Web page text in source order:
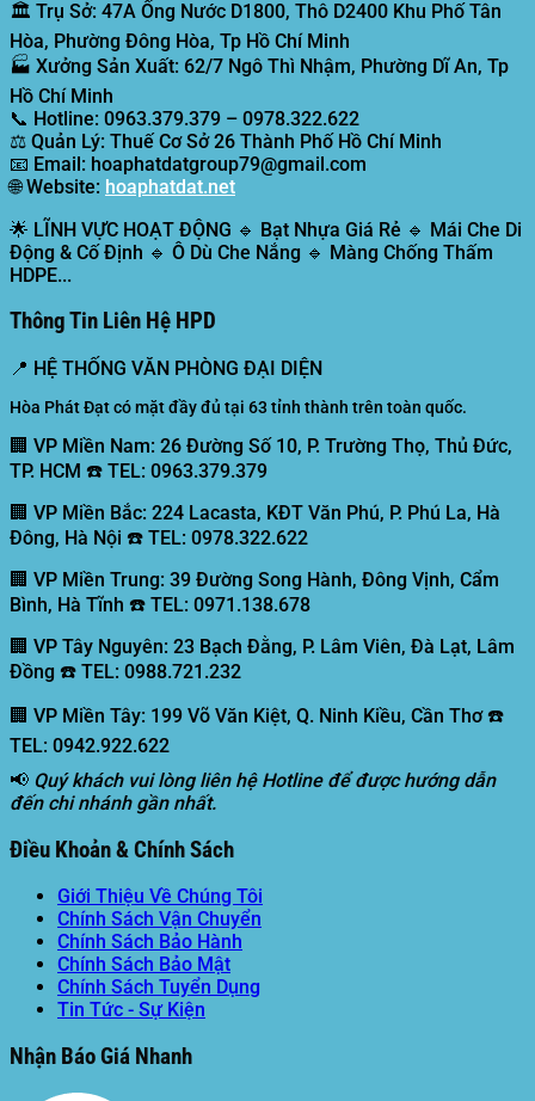
🏛️ Trụ Sở: 47A Ống Nước D1800, Thô D2400 Khu Phố Tân
Hòa, Phường Đông Hòa, Tp Hồ Chí Minh
🏭 Xưởng Sản Xuất: 62/7 Ngô Thì Nhậm, Phường Dĩ An, Tp
Hồ Chí Minh
📞 Hotline: 0963.379.379 – 0978.322.622
⚖️ Quản Lý: Thuế Cơ Sở 26 Thành Phố Hồ Chí Minh
📧 Email: hoaphatdatgroup79@gmail.com
🌐Website: hoaphatdat.net
🌟 LĨNH VỰC HOẠT ĐỘNG 🔹 Bạt Nhựa Giá Rẻ 🔹 Mái Che Di
Động & Cố Định 🔹 Ô Dù Che Nắng 🔹 Màng Chống Thấm
HDPE...
Thông Tin Liên Hệ HPD
📍 HỆ THỐNG VĂN PHÒNG ĐẠI DIỆN
Hòa Phát Đạt có mặt đầy đủ tại 63 tỉnh thành trên toàn quốc.
🏢 VP Miền Nam: 26 Đường Số 10, P. Trường Thọ, Thủ Đức,
TP. HCM ☎️ TEL: 0963.379.379
🏢 VP Miền Bắc: 224 Lacasta, KĐT Văn Phú, P. Phú La, Hà
Đông, Hà Nội ☎️ TEL: 0978.322.622
🏢 VP Miền Trung: 39 Đường Song Hành, Đông Vịnh, Cẩm
Bình, Hà Tĩnh ☎️ TEL: 0971.138.678
🏢 VP Tây Nguyên: 23 Bạch Đằng, P. Lâm Viên, Đà Lạt, Lâm
Đồng ☎️ TEL: 0988.721.232
🏢 VP Miền Tây: 199 Võ Văn Kiệt, Q. Ninh Kiều, Cần Thơ ☎️
TEL: 0942.922.622
📢 Quý khách vui lòng liên hệ Hotline để được hướng dẫn
đến chi nhánh gần nhất.
Điều Khoản & Chính Sách
Giới Thiệu Về Chúng Tôi
Chính Sách Vận Chuyển
Chính Sách Bảo Hành
Chính Sách Bảo Mật
Chính Sách Tuyển Dụng
Tin Tức - Sự Kiện
Nhận Báo Giá Nhanh